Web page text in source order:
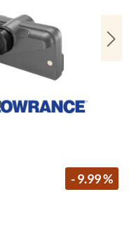
- 9.99 %